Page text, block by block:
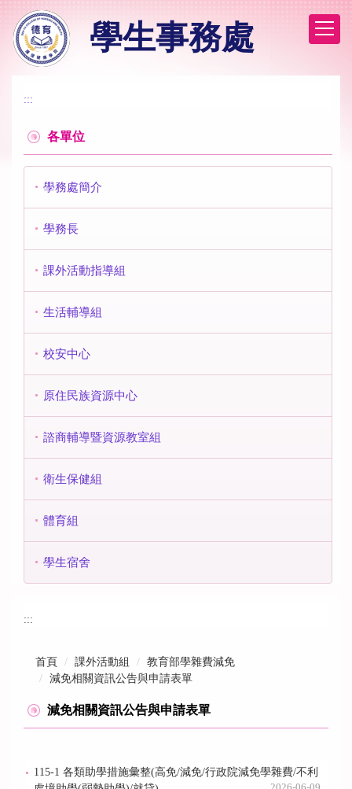
到
主
學生事務處
:::
各單位
學務處簡介
學務長
課外活動指導組
生活輔導組
校安中心
原住民族資源中心
諮商輔導暨資源教室組
衛生保健組
體育組
學生宿舍
:::
首頁 課外活動組
教育部學雜費減免
減免相關資訊公告與申請表單
減免相關資訊公告與申請表單
115-1 各類助學措施彙整(高免/減免/行政院減免學雜費/不利